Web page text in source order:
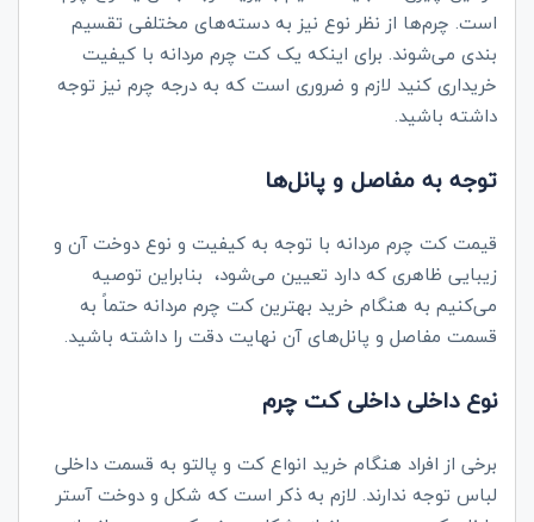
است. چرم‌ها از نظر نوع نیز به دسته‌های مختلفی تقسیم
بندی می‌شوند. برای اینکه یک کت چرم مردانه با کیفیت
خریداری کنید لازم و ضروری است که به درجه چرم نیز توجه
داشته باشید.
توجه به مفاصل و پانل‌ها
قیمت کت چرم مردانه با توجه به کیفیت و نوع دوخت آن و
زیبایی ظاهری که دارد تعیین می‌شود، بنابراین توصیه
می‌کنیم به هنگام خرید بهترین کت چرم مردانه حتماً به
قسمت مفاصل و پانل‌های آن نهایت دقت را داشته باشید.
نوع داخلی داخلی کت چرم
برخی از افراد هنگام خرید انواع کت و پالتو به قسمت داخلی
لباس توجه ندارند. لازم به ذکر است که شکل و دوخت آستر